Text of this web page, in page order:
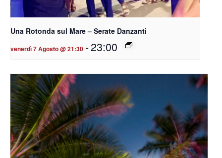
Una Rotonda sul Mare – Serate Danzanti
venerdì 7 Agosto @ 21:30 -23:00